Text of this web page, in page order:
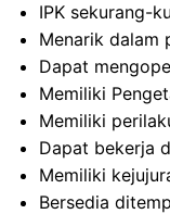
IPK sekurang-
Menarik dalam
Dapat
Memiliki
Memiliki
Dapat bekerja
Memiliki
Bersedia